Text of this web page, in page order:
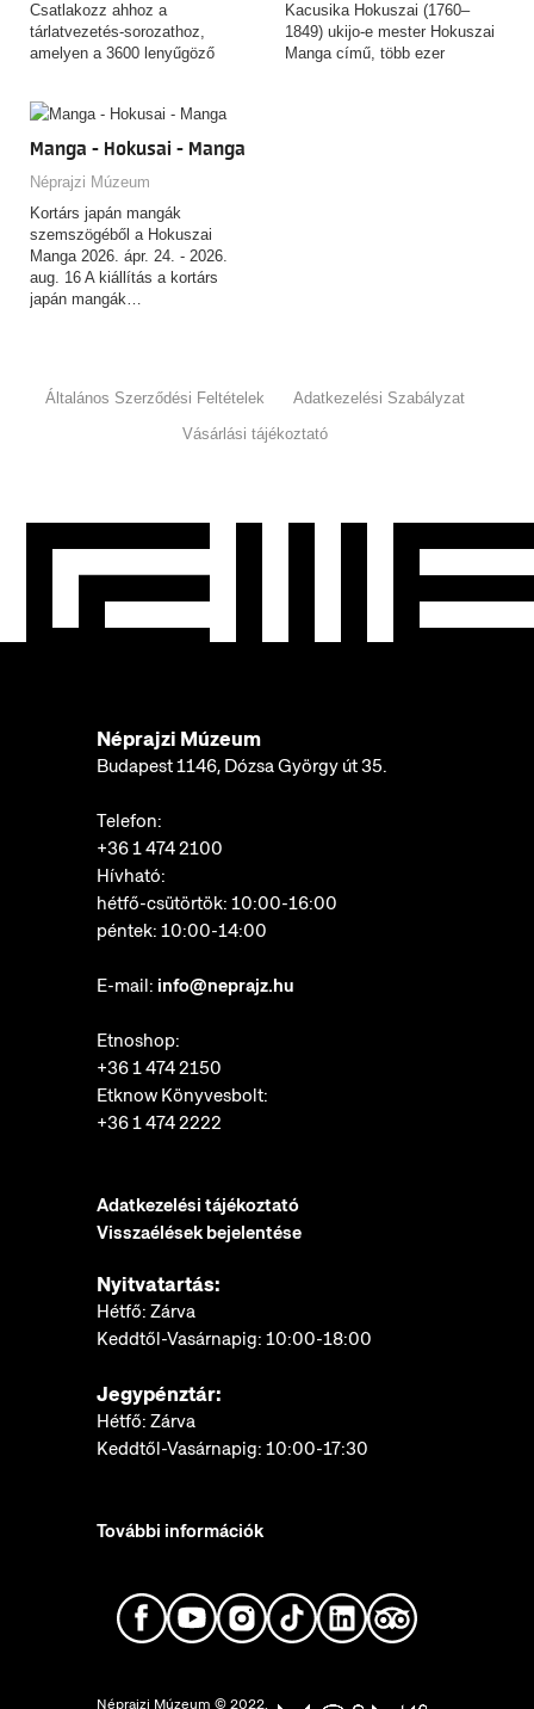
Csatlakozz ahhoz a
tárlatvezetés-sorozathoz,
amelyen a 3600 lenyűgöző
Kacusika Hokuszai (1760–
1849) ukijo-e mester Hokuszai
Manga című, több ezer
Manga - Hokusai - Manga
Néprajzi Múzeum
Kortárs japán mangák
szemszögéből a Hokuszai
Manga 2026. ápr. 24. - 2026.
aug. 16 A kiállítás a kortárs
japán mangák…
Általános Szerződési Feltételek
Adatkezelési Szabályzat
Vásárlási tájékoztató
Néprajzi Múzeum
Budapest 1146, Dózsa György út 35.
Telefon:
+36 1 474 2100
Hívható:
hétfő-csütörtök: 10:00-16:00
péntek: 10:00-14:00
E-mail: info@neprajz.hu
Etnoshop:
+36 1 474 2150
Etknow Könyvesbolt:
+36 1 474 2222
Adatkezelési tájékoztató
Visszaélések bejelentése
Nyitvatartás:
Hétfő: Zárva
Keddtől-Vasárnapig: 10:00-18:00
Jegypénztár:
Hétfő: Zárva
Keddtől-Vasárnapig: 10:00-17:30
További információk
Néprajzi Múzeum © 2022.